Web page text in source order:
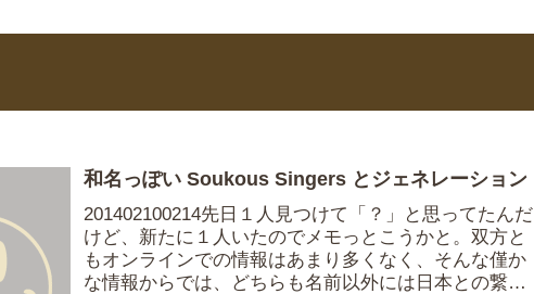
和名っぽい Soukous Singers とジェネレーション
201402100214先日１人見つけて「？」と思ってたんだ
けど、新たに１人いたのでメモっとこうかと。双方と
もオンラインでの情報はあまり多くなく、そんな僅か
な情報からでは、どちらも名前以外には日本との繋が